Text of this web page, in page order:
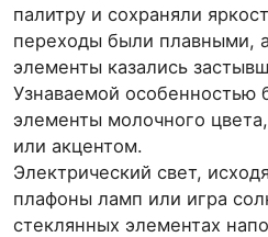
палитру и сохраняли
переходы были плавными,
элементы казались
Узнаваемой особенностью
элементы молочного
или акцентом.
Электрический свет,
плафоны ламп или игра
стеклянных элементах